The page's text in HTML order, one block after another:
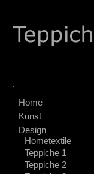
Home
Kunst
Design
Hometextile
Teppiche 1
Teppiche 2